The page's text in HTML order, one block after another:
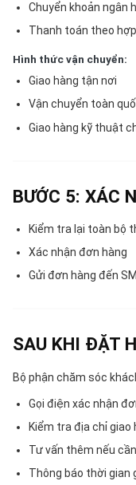
Chuyển khoản ngân
Thanh toán theo
Hình thức vận chuyển:
Giao hàng tận nơi
Vận chuyển toàn
Giao hàng kỹ thuật
BƯỚC 5: XÁC
Kiểm tra lại toàn bộ
Xác nhận đơn hàng
Gửi đơn hàng đến
SAU KHI ĐẶT
Bộ phận chăm sóc
Gọi điện xác nhận
Kiểm tra địa chỉ giao
Tư vấn thêm nếu cần
Thông báo thời gian